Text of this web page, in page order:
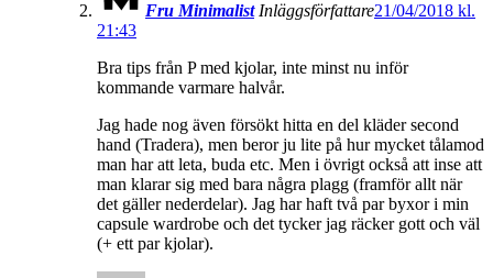
Fru Minimalist Inläggsförfattare21/04/2018 kl.
21:43
Bra tips från P med kjolar, inte minst nu inför
kommande varmare halvår.
Jag hade nog även försökt hitta en del kläder second
hand (Tradera), men beror ju lite på hur mycket tålamod
man har att leta, buda etc. Men i övrigt också att inse att
man klarar sig med bara några plagg (framför allt när
det gäller nederdelar). Jag har haft två par byxor i min
capsule wardrobe och det tycker jag räcker gott och väl
(+ ett par kjolar).